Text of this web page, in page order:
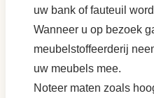
uw bank of fauteuil
Wanneer u op bezoek
meubelstoffeerderij
uw meubels mee.
Noteer maten zoals